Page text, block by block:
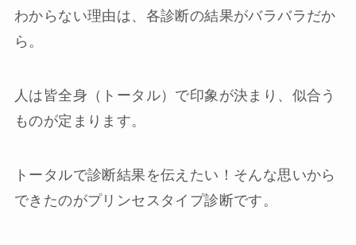
わからない理由は、各診断の結果がバラバラだか
ら。
人は皆全身（トータル）で印象が決まり、似合う
ものが定まります。
トータルで診断結果を伝えたい！そんな思いから
できたのがプリンセスタイプ診断です。